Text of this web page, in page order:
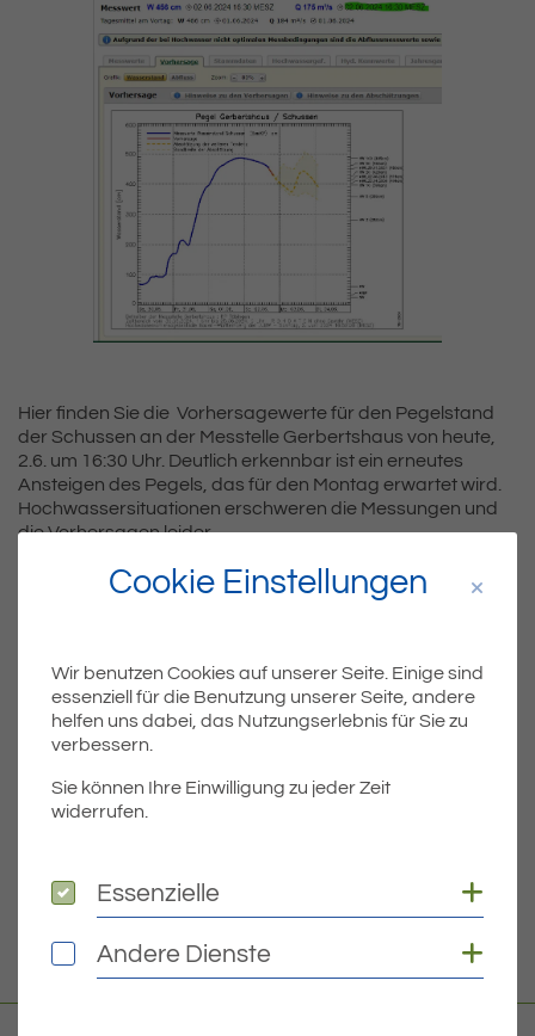
Hier finden Sie die Vorhersagewerte für den Pegelstand
der Schussen an der Messtelle Gerbertshaus von heute,
2.6. um 16:30 Uhr. Deutlich erkennbar ist ein erneutes
Ansteigen des Pegels, das für den Montag erwartet wird.
Hochwassersituationen erschweren die Messungen und
die Vorhersagen leider.
ÄLTERE
NEUERE
Cookie Einstellungen
Wir benutzen Cookies auf unserer Seite. Einige sind
essenziell für die Benutzung unserer Seite, andere
helfen uns dabei, das Nutzungserlebnis für Sie zu
verbessern.
Sie können Ihre Einwilligung zu jeder Zeit
widerrufen.
Essenzielle
Essenzielle
Andere Dienste
Andere Dienste